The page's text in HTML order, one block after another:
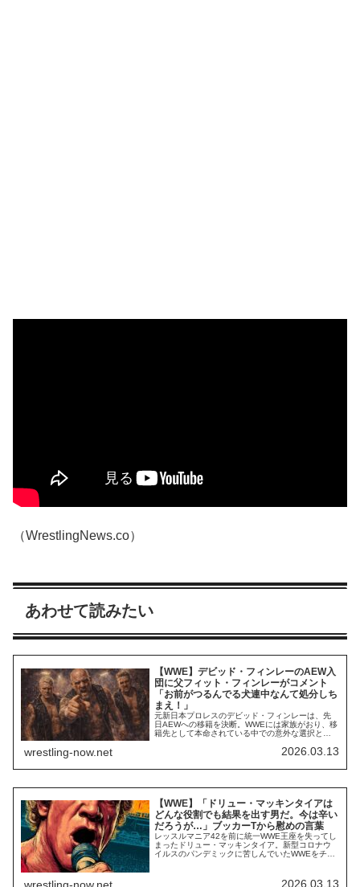
（WrestlingNews.co）
あわせて読みたい
【WWE】デビッド・フィンレーのAEW入
団に父フィット・フィンレーがコメント
「お前がつるんでる犬連中なんて処分しち
まえ！」
元新日本プロレスのデビッド・フィンレーは、先
日AEWへの移籍を決断。WWEには家族がおり、移
籍先として本命されている中での意外な選択とな
ィンレー（デイブ・フィンレー）と弟ウリヤ・コ
人に対し、デビッドは最新のインタビューでこん
wrestling-now.net 2026.03.13
【WWE】「ドリュー・マッキンタイアは
どんな役割でも結果を出す男だ。今は辛い
だろうが…」ブッカーTから慰めの言葉
レッスルマニア42を前に統一WWE王座を失ってし
まったドリュー・マッキンタイア。新型コロナウ
イルスのパンデミックに苦しんでいたWWEをチャ
台での負けも増えました。しかし、2026年1月に
2026.03.13